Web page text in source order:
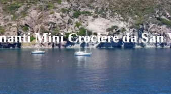
Mini Crociere da San